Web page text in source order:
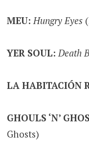
MEU: Hungry Eyes
YER SOUL: Death
LA HABITACIÓN
GHOULS ‘N’
Ghosts)